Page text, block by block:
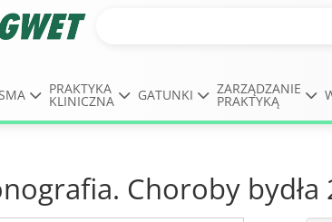
PRAKTYKA
KLINICZNA GATUNKI ZARZĄDZANIE
PRAKTYKĄ
Choroby bydła